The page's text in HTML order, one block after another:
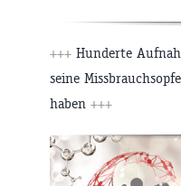
+++ Hunderte
seine
haben +++